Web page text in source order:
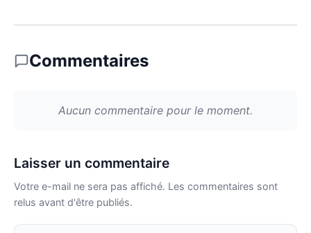
Commentaires
Aucun commentaire pour le moment.
Laisser un commentaire
Votre e-mail ne sera pas affiché. Les commentaires sont
relus avant d'être publiés.